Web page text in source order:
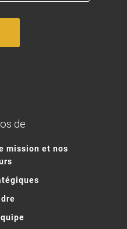
de
mission et nos